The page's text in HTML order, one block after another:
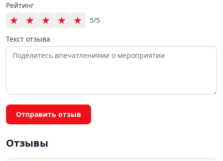
Рейтинг
★ ★ ★ ★ ★
5/5
Текст отзыва
Отправить отзыв
Отзывы